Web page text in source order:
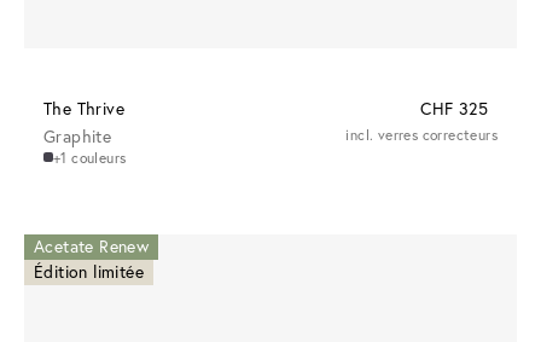
The Thrive
CHF 325
Graphite
+1 couleurs
incl. verres correcteurs
Acetate Renew
Édition limitée